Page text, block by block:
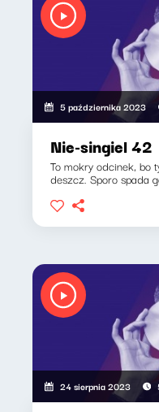
5 października 2023
Nie-singiel 42
To mokry odcinek, bo
deszcz. Sporo spada
24 sierpnia 2023